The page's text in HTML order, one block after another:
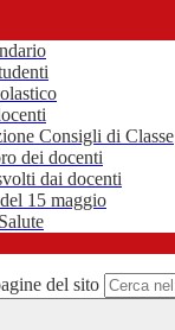
Consigli di Classe
dei docenti
dai docenti
15 maggio
del sito